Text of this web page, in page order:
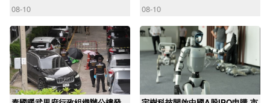
08-10
08-10